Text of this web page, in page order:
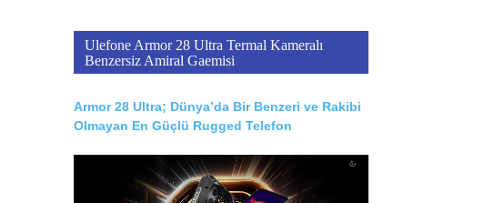
Ulefone Armor 28 Ultra Termal Kameralı
Benzersiz Amiral Gaemisi
Armor 28 Ultra; Dünya’da Bir Benzeri ve Rakibi
Olmayan En Güçlü Rugged Telefon